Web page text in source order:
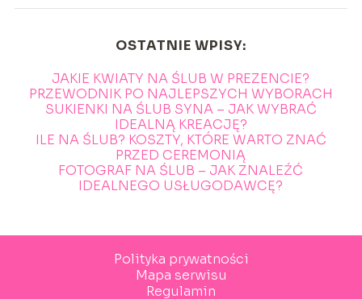
OSTATNIE WPISY:
JAKIE KWIATY NA ŚLUB W PREZENCIE?
PRZEWODNIK PO NAJLEPSZYCH WYBORACH
SUKIENKI NA ŚLUB SYNA – JAK WYBRAĆ
IDEALNĄ KREACJĘ?
ILE NA ŚLUB? KOSZTY, KTÓRE WARTO ZNAĆ
PRZED CEREMONIĄ
FOTOGRAF NA ŚLUB – JAK ZNALEŹĆ
IDEALNEGO USŁUGODAWCĘ?
Polityka prywatności
Mapa serwisu
Regulamin